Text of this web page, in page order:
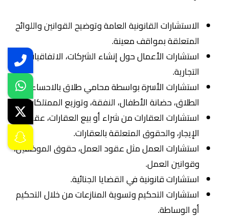
الاستشارات القانونية العامة وتوضيح القوانين واللوائح
المتعلقة بمواقف معينة.
استشارات الأعمال حول إنشاء الشركات، الاتفاقيات
التجارية.
استشارات الأسرة بواسطة محامي طلاق بالاحساء من
الطلاق، حضانة الأطفال، النفقة، وتوزيع الممتلكات.
استشارات العقارات من شراء أو بيع العقارات، عقود
الإيجار، والحقوق المتعلقة بالعقارات.
استشارات العمل مثل عقود العمل، حقوق الموظفين،
وقوانين العمل.
استشارات قانونية في القضايا الجنائية.
استشارات التحكيم وتسوية المنازعات من خلال التحكيم
أو الوساطة.